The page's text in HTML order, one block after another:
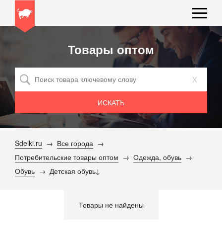
Товары оптом
x
Sdelki.ru
Все города
Потребительские товары оптом
Одежда, обувь
Обувь
Детская обувь
Товары не найдены